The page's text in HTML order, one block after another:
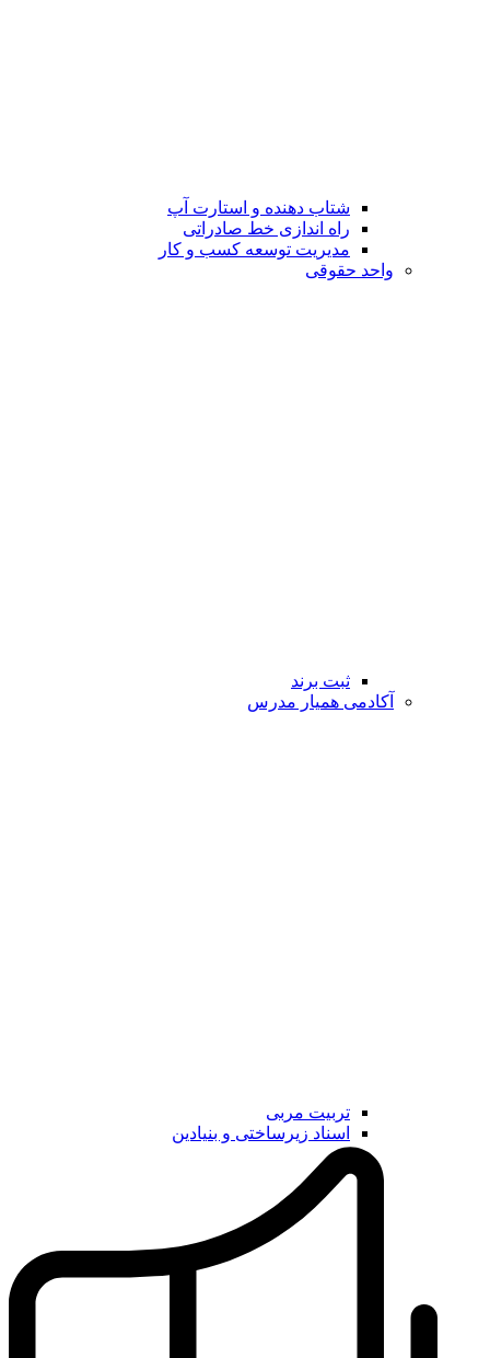
شتاب دهنده و استارت آپ
راه اندازی خط صادراتی
مدیریت توسعه کسب و کار
واحد حقوقی
ثبت برند
آکادمی همیار مدرس
تربیت مربی
اسناد زیرساختی و بنیادین